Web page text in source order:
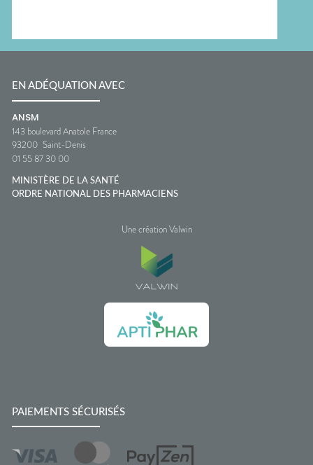
EN ADÉQUATION AVEC
ANSM
143 boulevard Anatole France
93200 Saint-Denis
01 55 87 30 00
MINISTÈRE DE LA SANTÉ
ORDRE NATIONAL DES PHARMACIENS
Une création Valwin
PAIEMENTS SÉCURISÉS